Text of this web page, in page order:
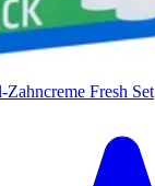
Fresh Set